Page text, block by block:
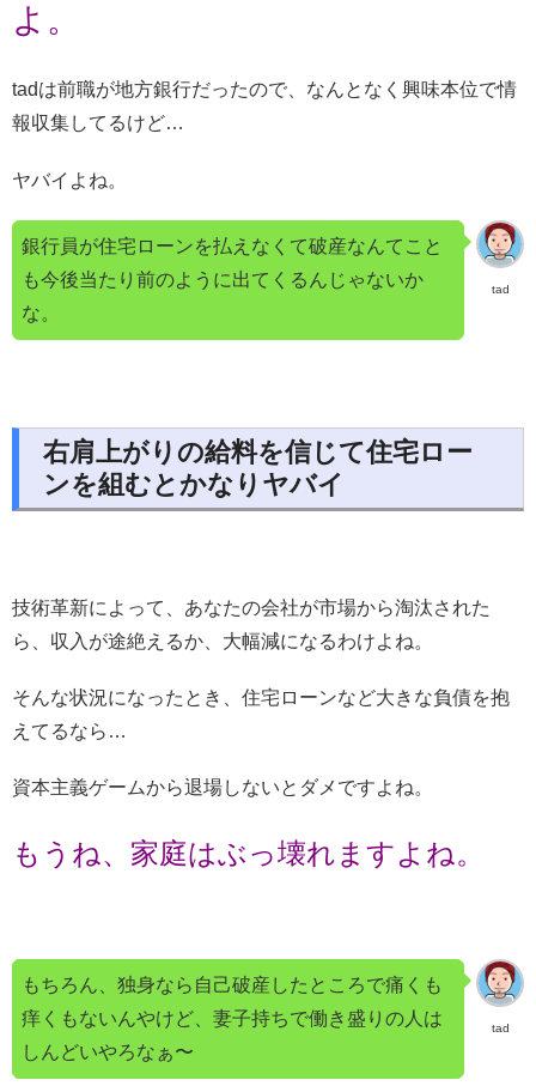
よ。
tadは前職が地方銀行だったので、なんとなく興味本位で情
報収集してるけど…
ヤバイよね。
tad
銀行員が住宅ローンを払えなくて破産なんてこと
も今後当たり前のように出てくるんじゃないか
な。
右肩上がりの給料を信じて住宅ロー
ンを組むとかなりヤバイ
技術革新によって、あなたの会社が市場から淘汰された
ら、収入が途絶えるか、大幅減になるわけよね。
そんな状況になったとき、住宅ローンなど大きな負債を抱
えてるなら…
資本主義ゲームから退場しないとダメですよね。
もうね、家庭はぶっ壊れますよね。
tad
もちろん、独身なら自己破産したところで痛くも
痒くもないんやけど、妻子持ちで働き盛りの人は
しんどいやろなぁ〜